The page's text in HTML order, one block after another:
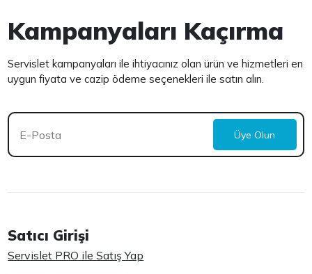
Kampanyaları Kaçırma
Servislet kampanyaları ile ihtiyacınız olan ürün ve hizmetleri en
uygun fiyata ve cazip ödeme seçenekleri ile satın alın.
Üye Olun
Satıcı Girişi
Servislet PRO ile Satış Yap